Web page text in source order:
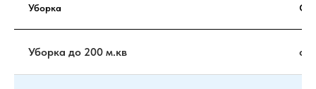
Уборка
Уборка до 200 м.кв от